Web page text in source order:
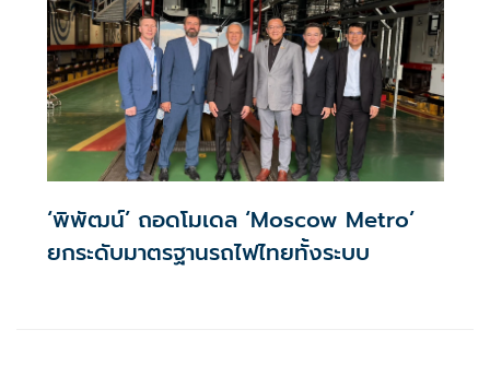
‘พิพัฒน์’ ถอดโมเดล ‘Moscow Metro’
ยกระดับมาตรฐานรถไฟไทยทั้งระบบ